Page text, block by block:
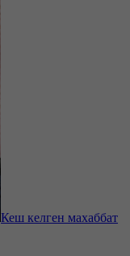
Кеш келген махаббат